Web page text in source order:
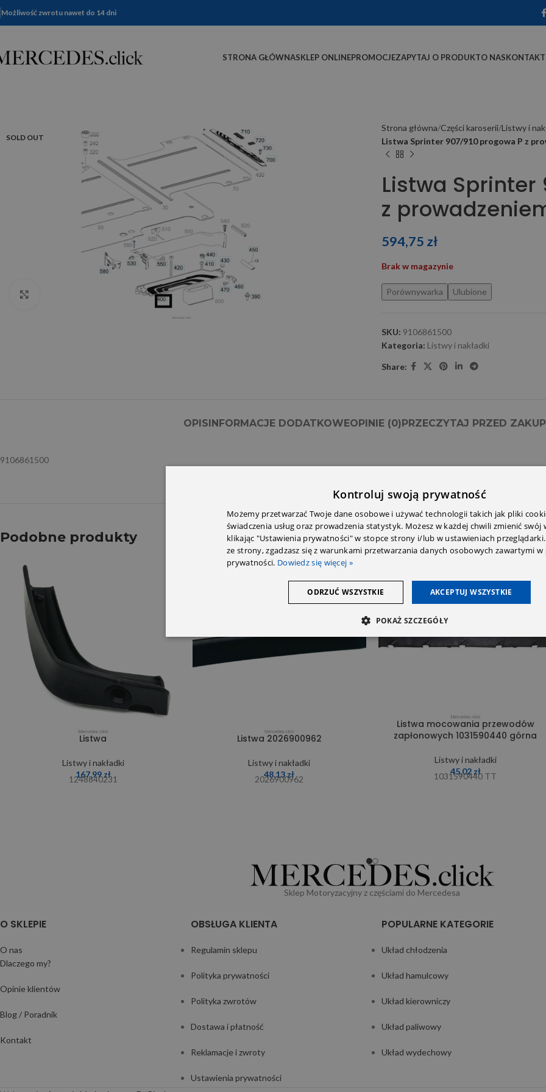
Możliwość zwrotu nawet do 14 dni
STRONA GŁÓWNASKLEP ONLINEPROMOCJEZAPYTAJ O PRODUKTO NASKONTAKT
SOLD OUT
Strona główna Części karoserii Listwy i
Listwa Sprinter 907/910 progowa P z
Listwa Sprinter
z
594,75 zł
Brak w magazynie
Porównywarka Ulubione
SKU: 9106861500
Kategoria: Listwy i nakładki
Share:
OPISINFORMACJE DODATKOWEOPINIE (0)PRZECZYTAJ PRZED
9106861500
Podobne produkty
Listwa
Listwy i nakładki
167,99 zł
1248840231
Listwa 2026900962
Listwy i nakładki
48,13zł
2026900962
Listwa mocowania przewodów
zapłonowych 1031590440 górna
Listwy i nakładki
45,02 zł
1031590440 TT
Sklep Motoryzacyjny z częściami do Mercedesa
O SKLEPIE
O nas
Dlaczego my?
Opinie klientów
Blog / Poradnik
Kontakt
OBSŁUGA KLIENTA
Regulamin sklepu
Polityka prywatności
Polityka zwrotów
Dostawa i płatność
Reklamacje i zwroty
Ustawienia prywatności
POPULARNE KATEGORIE
Układ chłodzenia
Układ hamulcowy
Układ kierowniczy
Układ paliwowy
Układ wydechowy
Kontroluj swoją prywatność
Możemy przetwarzać Twoje dane osobowe i używać technologii takich jak pliki
świadczenia usług oraz prowadzenia statystyk. Możesz w każdej chwili zmienić swój
klikając "Ustawienia prywatności" w stopce strony i/lub w ustawieniach
ze strony, zgadzasz się z warunkami przetwarzania danych osobowych zawartymi
prywatności. Dowiedz się więcej »
AKCEPTUJ WSZYSTKIE
ODRZUĆ WSZYSTKIE
POKAŻ SZCZEGÓŁY